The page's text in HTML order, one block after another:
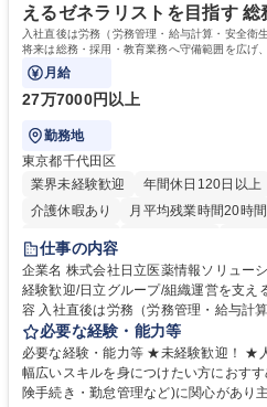
えるゼネラリストを目指す 総
入社直後は労務（労務管理・給与計算・安全衛
将来は総務・採用・教育業務へ守備範囲を広げ
ます。
月給
27万7000円以上
勤務地
東京都千代田区
業界未経験歓迎
年間休日120日以上
介護休暇あり
月平均残業時間20時
住宅手当あり
育休あり
完全週休2日制 交通費支
仕事の内容
企業名 株式会社日立医薬情報ソリューションズ 求人名 【総
経験歓迎/日立グループ/組織運営を支えるゼ
容 入社直後は労務（労務管理・給与計
任せいたします。将来は総務・採用・
営を支えるゼネラリストをめざせます。 ・初期業務：労働時間管理、給与
計算、社会保険対応、福利厚生管理、
します。ご経験に応じて、休職者管理
必要な経験・能力等
必要な経験・能力等 ★未経験歓迎！ ★
幅広いスキルを身につけたい方におすすめ！ ■労務管理(給与計算
険手続き・勤怠管理など)に関心があり